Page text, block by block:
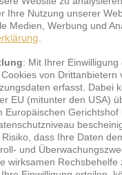
Partner